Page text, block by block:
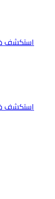
⁠استكشف
⁠استكشف